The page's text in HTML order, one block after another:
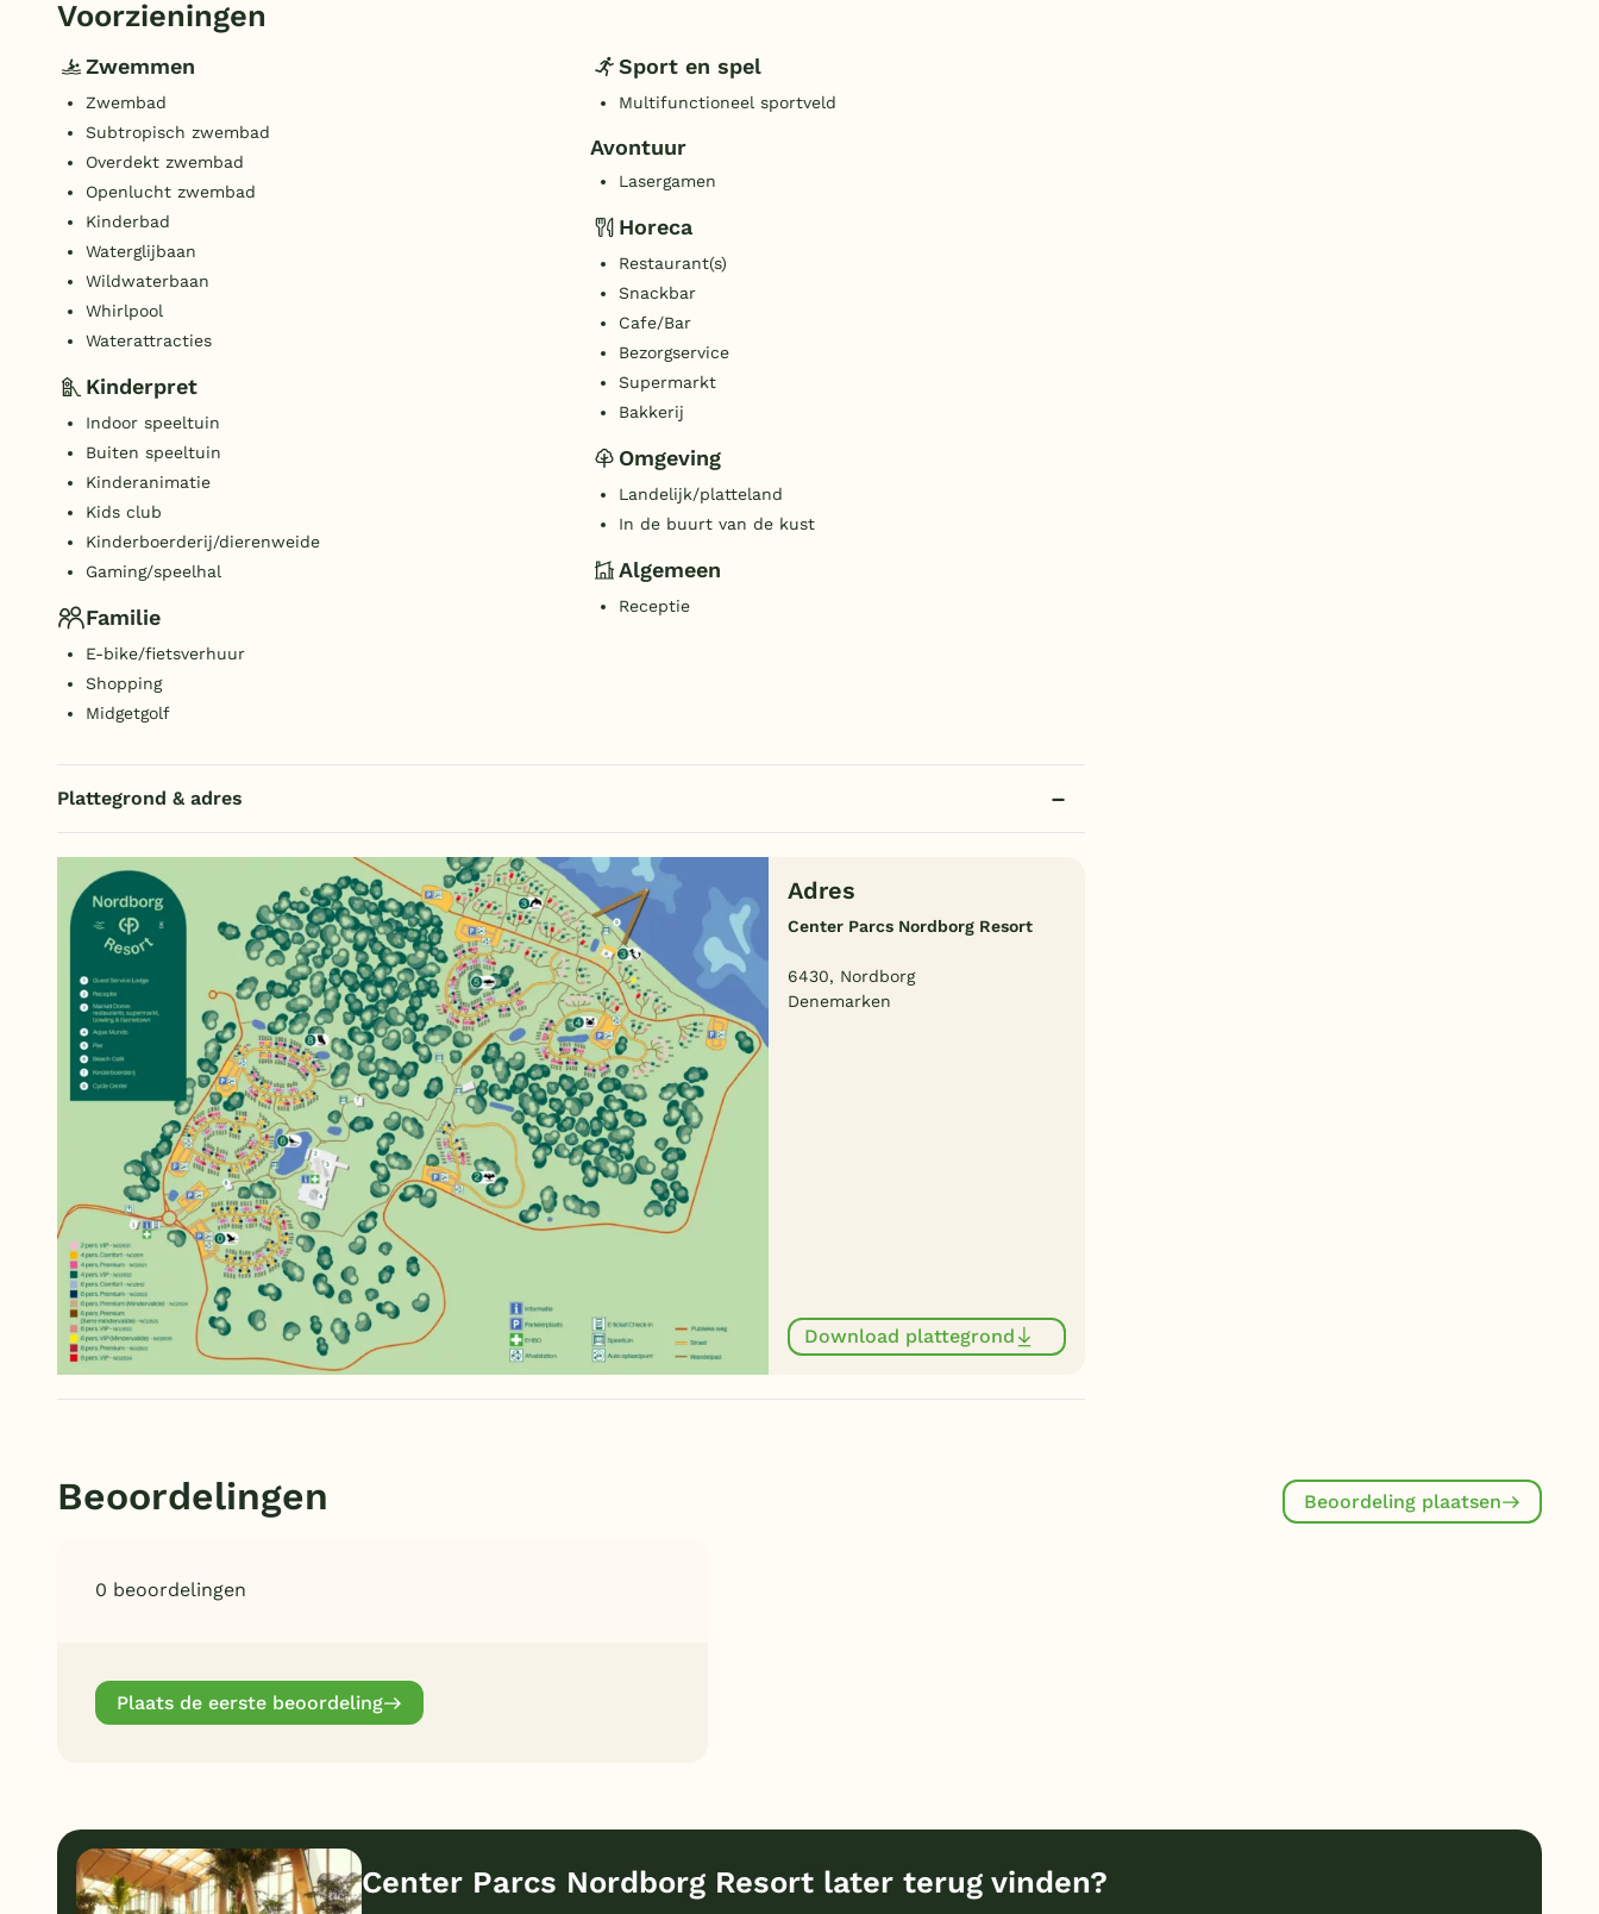
Voorzieningen
Zwemmen
Zwembad
Subtropisch zwembad
Overdekt zwembad
Openlucht zwembad
Kinderbad
Waterglijbaan
Wildwaterbaan
Whirlpool
Waterattracties
Kinderpret
Indoor speeltuin
Buiten speeltuin
Kinderanimatie
Kids club
Kinderboerderij/dierenweide
Gaming/speelhal
Familie
E-bike/fietsverhuur
Shopping
Midgetgolf
Sport en spel
Multifunctioneel sportveld
Avontuur
Lasergamen
Horeca
Restaurant(s)
Snackbar
Cafe/Bar
Bezorgservice
Supermarkt
Bakkerij
Omgeving
Landelijk/platteland
In de buurt van de kust
Algemeen
Receptie
Plattegrond & adres
Adres
Center Parcs Nordborg Resort
6430, Nordborg
Denemarken
Download plattegrond
Beoordelingen Beoordeling plaatsen
0 beoordelingen
Plaats de eerste beoordeling
Center Parcs Nordborg Resort later terug vinden?